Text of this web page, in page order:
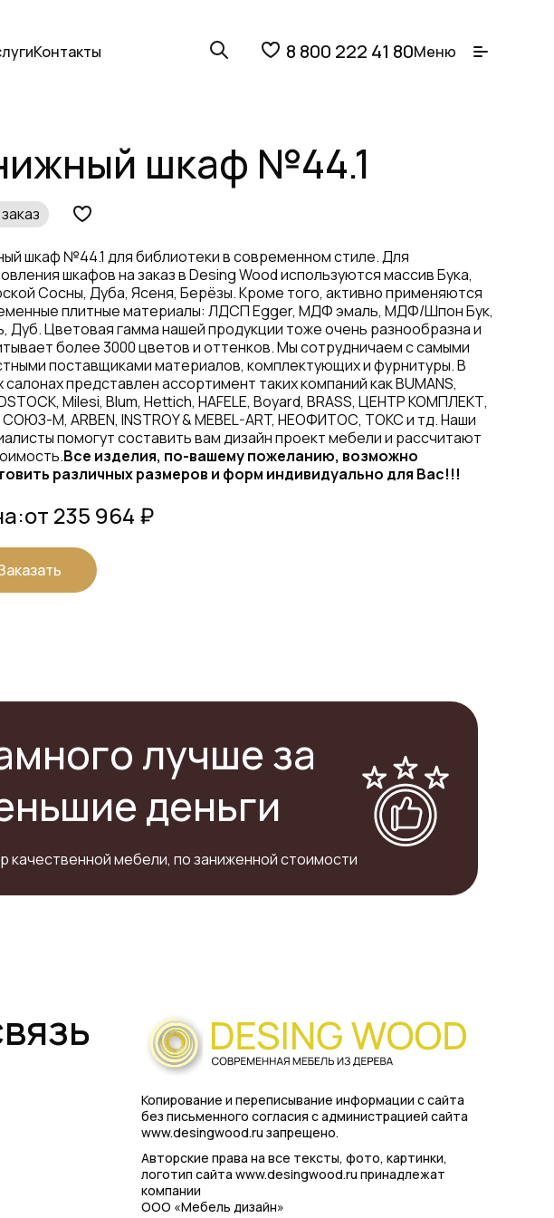
Контакты 8 800 222 41 80Меню
шкаф №44.1
шкаф №44.1 для библиотеки в современном стиле. Для
шкафов на заказ в Desing Wood используются массив Бука,
Сосны, Дуба, Ясеня, Берёзы. Кроме того, активно применяются
плитные материалы: ЛДСП Egger, МДФ эмаль, МДФ/Шпон Бук,
Дуб. Цветовая гамма нашей продукции тоже очень разнообразна и
более 3000 цветов и оттенков. Мы сотрудничаем с самыми
поставщиками материалов, комплектующих и фурнитуры. В
салонах представлен ассортимент таких компаний как BUMANS,
Milesi, Blum, Hettich, HAFELE, Boyard, BRASS, ЦЕНТР КОМПЛЕКТ,
М, ARBEN, INSTROY & MEBEL-ART, НЕОФИТОС, ТОКС и тд. Наши
помогут составить вам дизайн проект мебели и рассчитают
Все изделия, по-вашему пожеланию, возможно
различных размеров и форм индивидуально для Вас!!!
от 235 964 ₽
лучше за
деньги
качественной мебели, по заниженной стоимости
Копирование и переписывание информации с сайта
без письменного согласия с администрацией сайта
www.desingwood.ru запрещено.
Авторские права на все тексты, фото, картинки,
логотип сайта www.desingwood.ru принадлежат
компании
ООО «Мебель дизайн»